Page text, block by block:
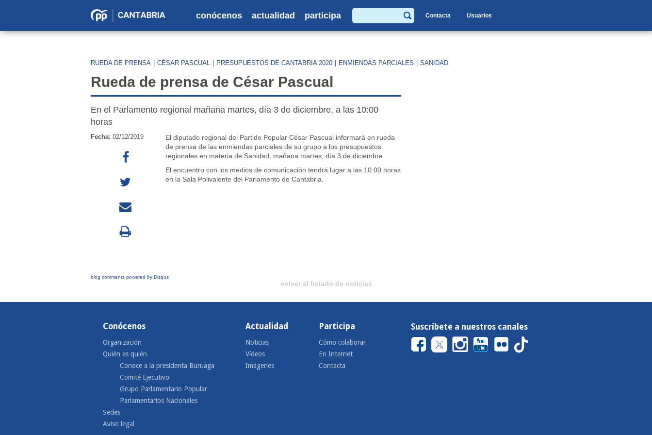
Partido
en
conócenos actualidad participa
Buscar
Contacta Usuarios
RUEDA DE PRENSA CÉSAR PASCUAL PRESUPUESTOS DE CANTABRIA 2020 ENMIENDAS PARCIALES SANIDAD
Rueda de prensa de César Pascual
En el Parlamento regional mañana martes, día 3 de diciembre, a las 10:00
horas
Fecha: 02/12/2019
El diputado regional del Partido Popular César Pascual informará en rueda
de prensa de las enmiendas parciales de su grupo a los presupuestos
regionales en materia de Sanidad, mañana martes, día 3 de diciembre.
El encuentro con los medios de comunicación tendrá lugar a las 10:00 horas
en la Sala Polivalente del Parlamento de Cantabria.
blog comments powered by Disqus
volver al listado de noticias
Conócenos
Organización
Quién es quién
Conoce a la presidenta Buruaga
Comité Ejecutivo
Grupo Parlamentario Popular
Parlamentarios Nacionales
Sedes
Aviso legal
Actualidad
Noticias
Vídeos
Imágenes
Participa
Cómo colaborar
En Internet
Contacta
Suscríbete a nuestros canales